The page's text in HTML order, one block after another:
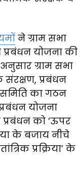
ने ग्राम सभा
योजना की
ग्राम सभा
प्रबंधन
का गठन
योजना
को ‘ऊपर
के बजाय नीचे
प्रक्रिया’ के